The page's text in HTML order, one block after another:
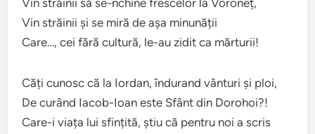
Vin străinii să se-nchine frescelor la Voroneț,
Vin străinii și se miră de așa minunății
Care…, cei fără cultură, le-au zidit ca mărturii!
Căți cunosc că la Iordan, îndurand vânturi și ploi,
De curând Iacob-Ioan este Sfânt din Dorohoi?!
Care-i viața lui sfințită, știu că pentru noi a scris